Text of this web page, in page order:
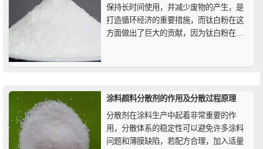
保持长时间使用，并减少废物的产生，是
打造循环经济的重要措施，而钛白粉在这
方面做出了巨大的贡献，因为钛白粉在日
涂料颜料分散剂的作用及分散过程原理
分散剂在涂料生产中起着非常重要的作
用，分散体系的稳定性可以避免许多涂料
问题和薄膜缺陷，若配方合理，加入适量